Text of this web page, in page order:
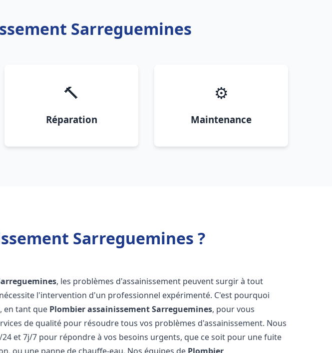
Sarreguemines
🔨
Réparation
⚙️
Maintenance
Sarreguemines ?
, les problèmes d'assainissement peuvent surgir à tout
l'intervention d'un professionnel expérimenté. C'est pourquoi
en tant que Plombier assainissementSarreguemines, pour vous
de qualité pour résoudre tous vos problèmes d'assainissement. Nous
et 7j/7 pour répondre à vos besoins urgents, que ce soit pour une fuite